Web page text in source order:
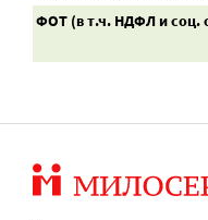
ФОТ (в т.ч. НДФЛ и соц.